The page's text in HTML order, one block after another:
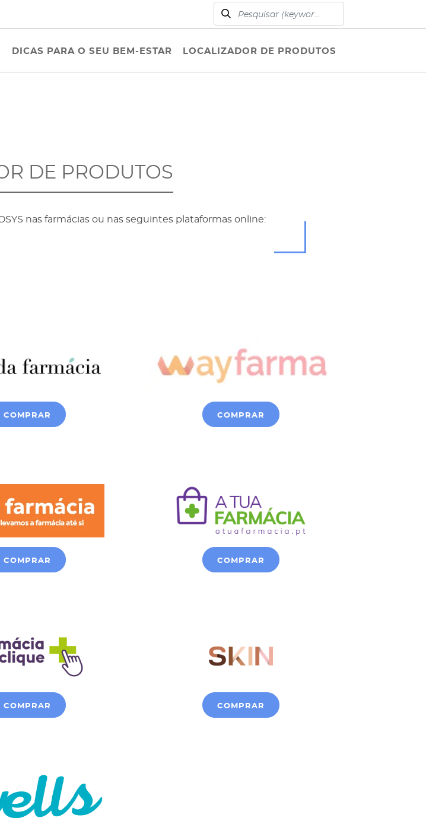
DICAS PARA O SEU BEM-ESTAR LOCALIZADOR DE PRODUTOS
DE PRODUTOS
nas farmácias ou nas seguintes plataformas online:
COMPRAR COMPRAR
COMPRAR COMPRAR
COMPRAR COMPRAR